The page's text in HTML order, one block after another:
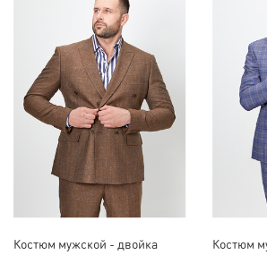
Костюм мужской - двойка
Костюм